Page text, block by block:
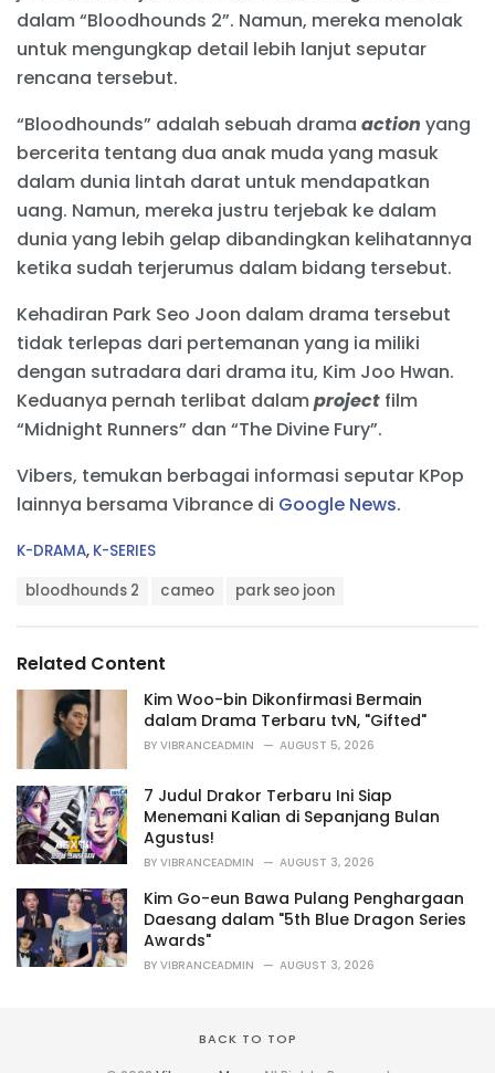
dalam “Bloodhounds 2”. Namun, mereka menolak
untuk mengungkap detail lebih lanjut seputar
rencana tersebut.
“Bloodhounds” adalah sebuah drama action yang
bercerita tentang dua anak muda yang masuk
dalam dunia lintah darat untuk mendapatkan
uang. Namun, mereka justru terjebak ke dalam
dunia yang lebih gelap dibandingkan kelihatannya
ketika sudah terjerumus dalam bidang tersebut.
Kehadiran Park Seo Joon dalam drama tersebut
tidak terlepas dari pertemanan yang ia miliki
dengan sutradara dari drama itu, Kim Joo Hwan.
Keduanya pernah terlibat dalamproject film
“Midnight Runners” dan “The Divine Fury”.
Vibers, temukan berbagai informasi seputar KPop
lainnya bersama Vibrance di Google News.
C
r
i
K-DRAMA, K-SERIES
:
bloodhounds 2 cameo park seo joon
Related Content
Kim Woo-bin Dikonfirmasi Bermain
dalam Drama Terbaru tvN, "Gifted"
BY VIBRANCEADMIN AUGUST 5, 2026
7 Judul Drakor Terbaru Ini Siap
Menemani Kalian di Sepanjang Bulan
Agustus!
BY VIBRANCEADMIN AUGUST 3, 2026
Kim Go-eun Bawa Pulang Penghargaan
Daesang dalam "5th Blue Dragon Series
Awards"
BY VIBRANCEADMIN AUGUST 3, 2026
BACK TO TOP